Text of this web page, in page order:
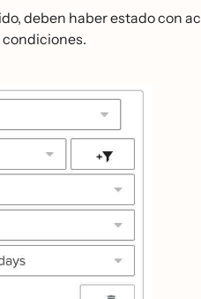
deben haber estado con
condiciones.